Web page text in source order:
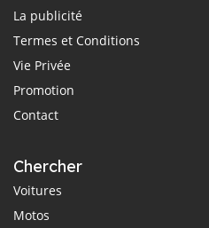
La publicité
Termes et Conditions
Vie Privée
Promotion
Contact
Chercher
Voitures
Motos